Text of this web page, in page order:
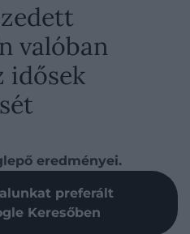
valóban
idősek
eredményei.
preferált
Keresőben